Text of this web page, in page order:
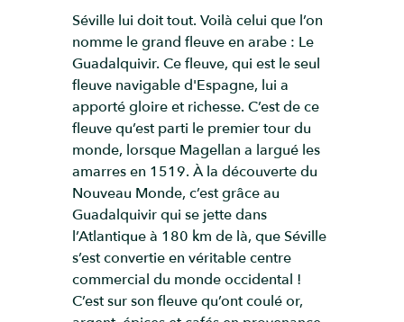
Séville lui doit tout. Voilà celui que l’on
nomme le grand fleuve en arabe : Le
Guadalquivir. Ce fleuve, qui est le seul
fleuve navigable d'Espagne, lui a
apporté gloire et richesse. C’est de ce
fleuve qu’est parti le premier tour du
monde, lorsque Magellan a largué les
amarres en 1519. À la découverte du
Nouveau Monde, c’est grâce au
Guadalquivir qui se jette dans
l’Atlantique à 180 km de là, que Séville
s’est convertie en véritable centre
commercial du monde occidental !
C’est sur son fleuve qu’ont coulé or,